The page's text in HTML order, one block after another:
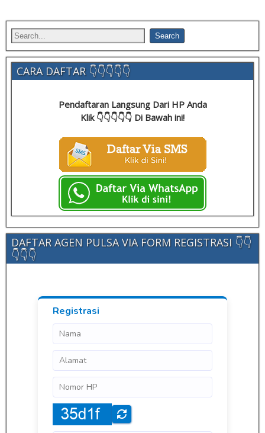
CARA DAFTAR 👇👇👇👇👇
Pendaftaran Langsung Dari HP Anda
Klik 👇👇👇👇👇 Di Bawah ini!
DAFTAR AGEN PULSA VIA FORM REGISTRASI 👇👇
👇👇👇